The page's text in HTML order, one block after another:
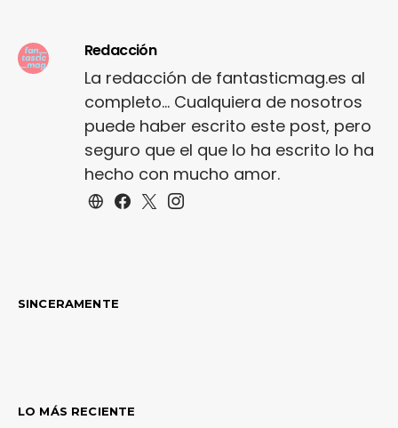
Redacción
La redacción de fantasticmag.es al
completo... Cualquiera de nosotros
puede haber escrito este post, pero
seguro que el que lo ha escrito lo ha
hecho con mucho amor.
SINCERAMENTE
LO MÁS RECIENTE